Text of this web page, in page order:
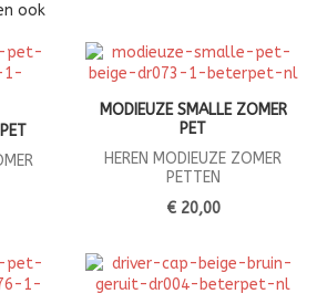
ook
MODIEUZE SMALLE ZOMER
PET
HEREN MODIEUZE ZOMER
PETTEN
€ 20,00